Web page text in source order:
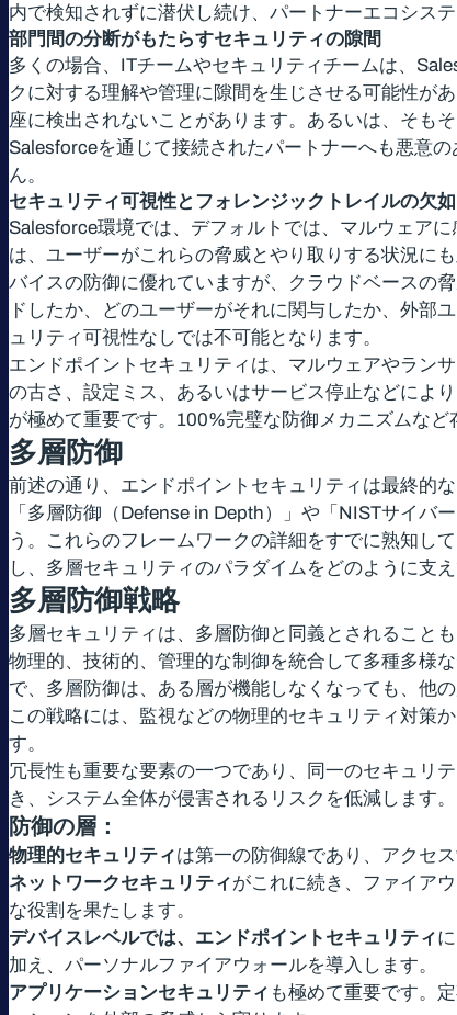
内で検知されずに潜伏し続け、パートナーエコシス
部門間の分断がもたらすセキュリティの隙間
多くの場合、ITチームやセキュリティチームは、
クに対する理解や管理に隙間を生じさせる可能性が
座に検出されないことがあります。あるいは、そも
Salesforceを通じて接続されたパートナーへも悪意
ん。
セキュリティ可視性とフォレンジックトレイルの欠如
Salesforce環境では、デフォルトでは、マルウェア
は、ユーザーがこれらの脅威とやり取りする状況に
バイスの防御に優れていますが、クラウドベースの
ドしたか、どのユーザーがそれに関与したか、外部
ュリティ可視性なしでは不可能となります。
エンドポイントセキュリティは、マルウェアやラン
の古さ、設定ミス、あるいはサービス停止などによ
が極めて重要です。100%完璧な防御メカニズムなど
多層防御
前述の通り、エンドポイントセキュリティは最終的
「多層防御（Defense in Depth）」や「NISTサイ
う。これらのフレームワークの詳細をすでに熟知し
し、多層セキュリティのパラダイムをどのように支
多層防御戦略
多層セキュリティは、多層防御と同義とされること
物理的、技術的、管理的な制御を統合して多種多様
で、多層防御は、ある層が機能しなくなっても、他
この戦略には、監視などの物理的セキュリティ対策
す。
冗長性も重要な要素の一つであり、同一のセキュリ
き、システム全体が侵害されるリスクを低減します。
防御の層：
物理的セキュリティは第一の防御線であり、アクセ
ネットワークセキュリティがこれに続き、ファイア
な役割を果たします。
デバイスレベルでは、エンドポイントセキュリティ
加え、パーソナルファイアウォールを導入します。
アプリケーションセキュリティ も極めて重要です。